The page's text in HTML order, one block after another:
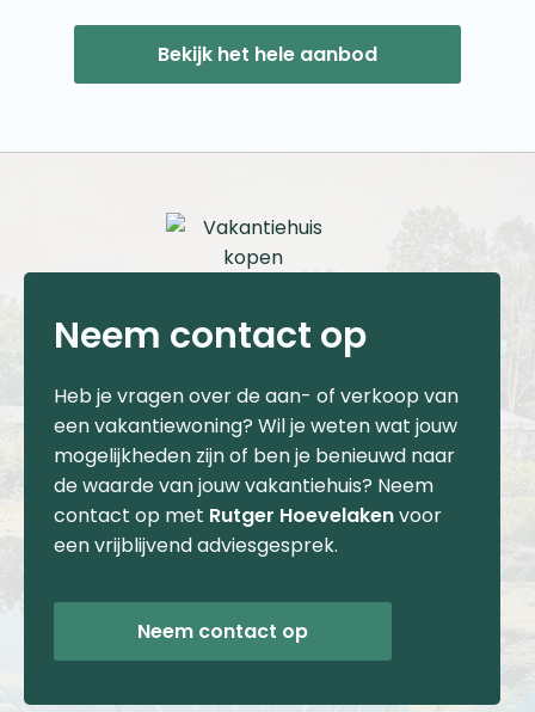
Bekijk het hele aanbod
Neem contact op
Heb je vragen over de aan- of verkoop van
een vakantiewoning? Wil je weten wat jouw
mogelijkheden zijn of ben je benieuwd naar
de waarde van jouw vakantiehuis? Neem
contact op met Rutger Hoevelakenvoor
een vrijblijvend adviesgesprek.
Neem contact op